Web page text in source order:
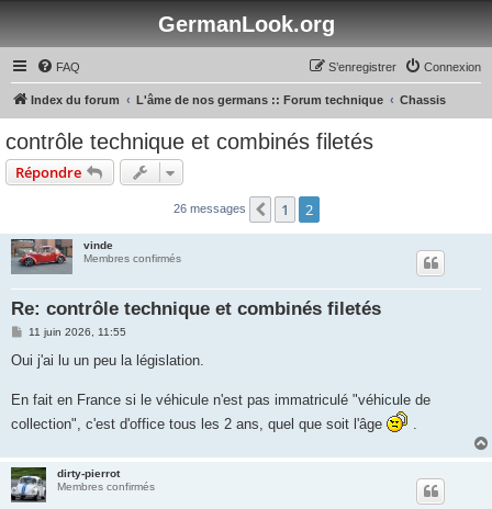
GermanLook.org
FAQ Connexion
S’enregistrer
Index du forum L'âme de nos germans :: Forum technique Chassis
contrôle technique et combinés filetés
Répondre
26 messages Précédente
1 2
vinde
Membres confirmés
Re: contrôle technique et combinés filetés
M
s
g
11 juin 2026, 11:55
Oui j'ai lu un peu la législation.
En fait en France si le véhicule n'est pas immatriculé "véhicule de
collection", c'est d'office tous les 2 ans, quel que soit l'âge
.
dirty-pierrot
Membres confirmés